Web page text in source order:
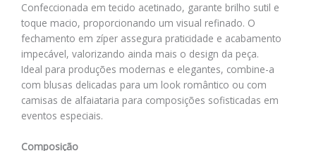
Confeccionada em tecido acetinado, garante brilho sutil e
toque macio, proporcionando um visual refinado. O
fechamento em zíper assegura praticidade e acabamento
impecável, valorizando ainda mais o design da peça.
Ideal para produções modernas e elegantes, combine-a
com blusas delicadas para um look romântico ou com
camisas de alfaiataria para composições sofisticadas em
eventos especiais.
Composição